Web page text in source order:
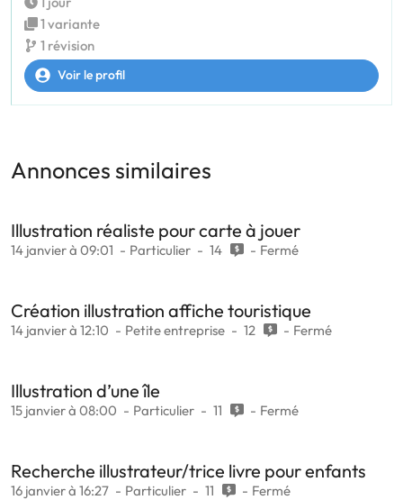
1 variante
1 révision
Voir le profil
Annonces similaires
Illustration réaliste pour carte à jouer
14 janvier à 09:01 Particulier 14 Fermé
Création illustration affiche touristique
14 janvier à 12:10 Petite entreprise 12 Fermé
Illustration d’une île
15 janvier à 08:00 Particulier 11 Fermé
Recherche illustrateur/trice livre pour enfants
16 janvier à 16:27 Particulier 11 Fermé